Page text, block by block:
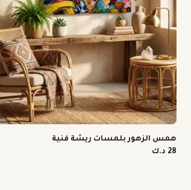
همس الزهور بلمسات ريشة فنية
28 د.ك